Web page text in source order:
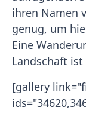
ihren Namen
genug, um
Eine
Landschaft
[gallery